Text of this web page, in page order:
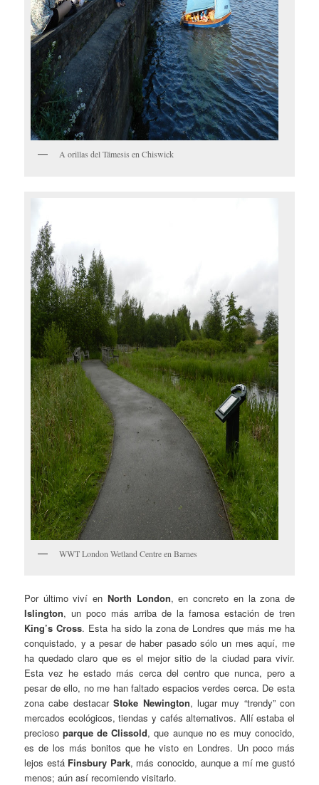
A orillas del Támesis en Chiswick
WWT London Wetland Centre en Barnes
Por último viví en North London, en concreto en la zona de
Islington, un poco más arriba de la famosa estación de tren
King’s Cross. Esta ha sido la zona de Londres que más me ha
conquistado, y a pesar de haber pasado sólo un mes aquí, me
ha quedado claro que es el mejor sitio de la ciudad para vivir.
Esta vez he estado más cerca del centro que nunca, pero a
pesar de ello, no me han faltado espacios verdes cerca. De esta
zona cabe destacarStoke Newington, lugar muy “trendy” con
mercados ecológicos, tiendas y cafés alternativos. Allí estaba el
preciosoparque de Clissold, que aunque no es muy conocido,
es de los más bonitos que he visto en Londres. Un poco más
lejos está Finsbury Park, más conocido, aunque a mí me gustó
menos; aún así recomiendo visitarlo.